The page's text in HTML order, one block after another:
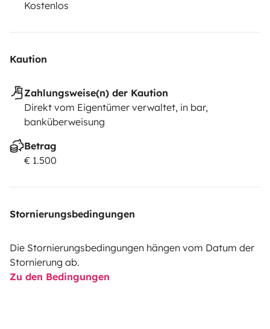
Kostenlos
Kaution
Zahlungsweise(n) der Kaution
Direkt vom Eigentümer verwaltet, in bar,
banküberweisung
Betrag
€ 1.500
Stornierungsbedingungen
Die Stornierungsbedingungen hängen vom Datum der
Stornierung ab.
Zu den Bedingungen